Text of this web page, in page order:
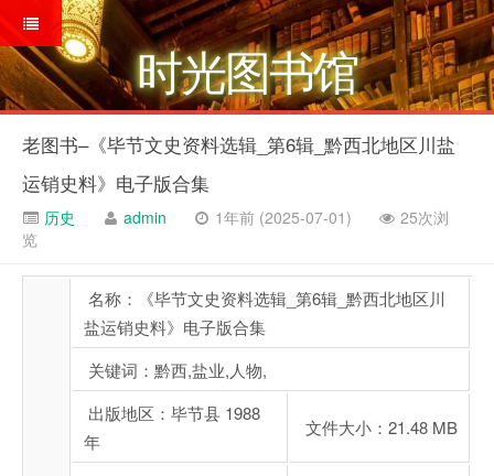
时光图书馆
老图书–《毕节文史资料选辑_第6辑_黔西北地区川盐
运销史料》电子版合集
历史 admin 1年前 (2025-07-01)
25次浏
览
名称：《毕节文史资料选辑_第6辑_黔西北地区川
盐运销史料》电子版合集
关键词：黔西,盐业,人物,
出版地区：毕节县 1988
年
文件大小：21.48 MB